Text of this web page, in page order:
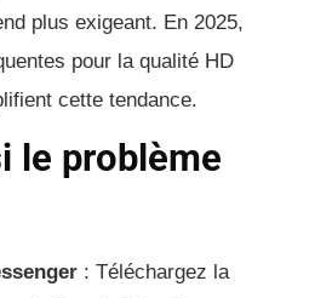
plus exigeant. En 2025,
pour la qualité HD
cette tendance.
le problème
: Téléchargez la